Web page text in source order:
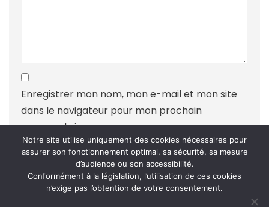
Enregistrer mon nom, mon e-mail et mon site
dans le navigateur pour mon prochain
commentaire.
Ce site utilise Akismet pour réduire les indésirables.
Notre site utilise uniquement des cookies nécessaires pour
assurer son fonctionnement optimal, sa sécurité, sa mesure
d’audience ou son accessibilité.
Conformément à la législation, l’utilisation de ces cookies
n’exige pas l’obtention de votre consentement.